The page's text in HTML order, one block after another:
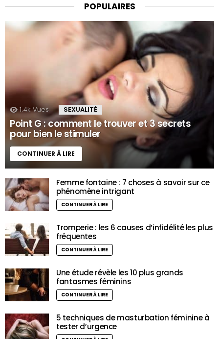
POPULAIRES
1.4k Vues SEXUALITÉ
Point G : comment le trouver et 3 secrets
pour bien le stimuler
CONTINUER À LIRE
Femme fontaine : 7 choses à savoir sur ce
phénomène intrigant
CONTINUER À LIRE
Tromperie : les 6 causes d’infidélité les plus
fréquentes
CONTINUER À LIRE
Une étude révèle les 10 plus grands
fantasmes féminins
CONTINUER À LIRE
5 techniques de masturbation féminine à
tester d’urgence